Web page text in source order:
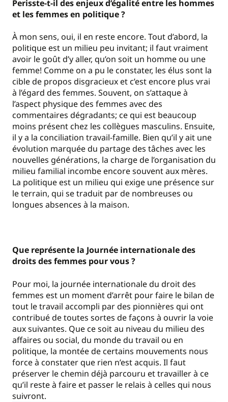
Perisste-t-il des enjeux d’égalité entre les hommes
et les femmes en politique ?
À mon sens, oui, il en reste encore. Tout d’abord, la
politique est un milieu peu invitant; il faut vraiment
avoir le goût d’y aller, qu’on soit un homme ou une
femme! Comme on a pu le constater, les élus sont la
cible de propos disgracieux et c’est encore plus vrai
à l’égard des femmes. Souvent, on s’attaque à
l’aspect physique des femmes avec des
commentaires dégradants; ce qui est beaucoup
moins présent chez les collègues masculins. Ensuite,
il y a la conciliation travail-famille. Bien qu’il y ait une
évolution marquée du partage des tâches avec les
nouvelles générations, la charge de l’organisation du
milieu familial incombe encore souvent aux mères.
La politique est un milieu qui exige une présence sur
le terrain, qui se traduit par de nombreuses ou
longues absences à la maison.
Que représente la Journée internationale des
droits des femmes pour vous ?
Pour moi, la journée internationale du droit des
femmes est un moment d’arrêt pour faire le bilan de
tout le travail accompli par des pionnières qui ont
contribué de toutes sortes de façons à ouvrir la voie
aux suivantes. Que ce soit au niveau du milieu des
affaires ou social, du monde du travail ou en
politique, la montée de certains mouvements nous
force à constater que rien n’est acquis. Il faut
préserver le chemin déjà parcouru et travailler à ce
qu’il reste à faire et passer le relais à celles qui nous
suivront.